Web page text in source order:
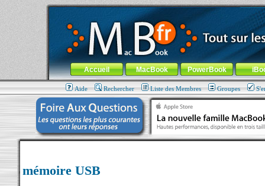
MacBook-fr.com : 100% Apple... 100% nomade !
Aller au contenu-Aller au menu général-Aller au menu de
Menu général
Accueil MacBook PowerBook
Aide Rechercher Liste des Membres Groupes
mémoire USB